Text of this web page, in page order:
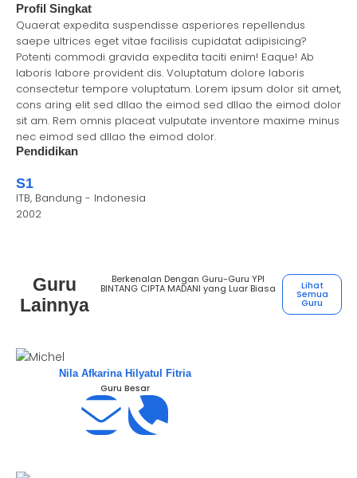
Profil Singkat
Quaerat expedita suspendisse asperiores repellendus
saepe ultrices eget vitae facilisis cupidatat adipisicing?
Potenti commodi gravida expedita taciti enim! Eaque! Ab
laboris labore provident dis. Voluptatum dolore laboris
consectetur tempore voluptatum. Lorem ipsum dolor sit amet,
cons aring elit sed dllao the eimod sed dllao the eimod dolor
sit am. Rem omnis placeat vulputate inventore maxime minus
nec eimod sed dllao the eimod dolor.
Pendidikan
S1
ITB, Bandung - Indonesia
2002
Guru
Lainnya
Berkenalan Dengan Guru-Guru YPI
BINTANG CIPTA MADANI yang Luar Biasa Lihat
Semua
Guru
Nila Afkarina Hilyatul Fitria
Guru Besar